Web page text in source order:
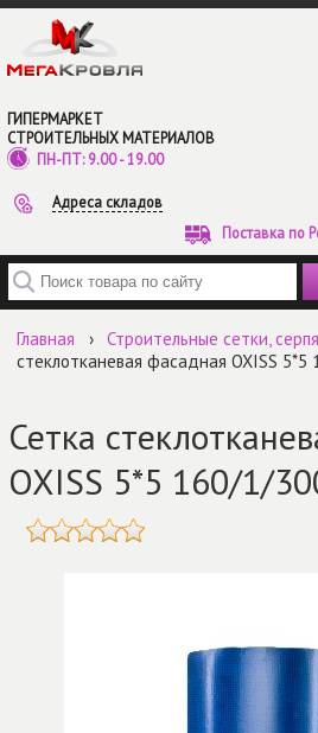
Перейти к основному содержанию
ГИПЕРМАРКЕТ
СТРОИТЕЛЬНЫХ МАТЕРИАЛОВ
ПН-ПТ: 9.00 - 19.00
Адреса складов
Поставка по
Введите ключевые слова для поиска
Главная › Строительные сетки,
стеклотканевая фасадная OXISS 5*5
Сетка
OXISS 5*5 160/1/